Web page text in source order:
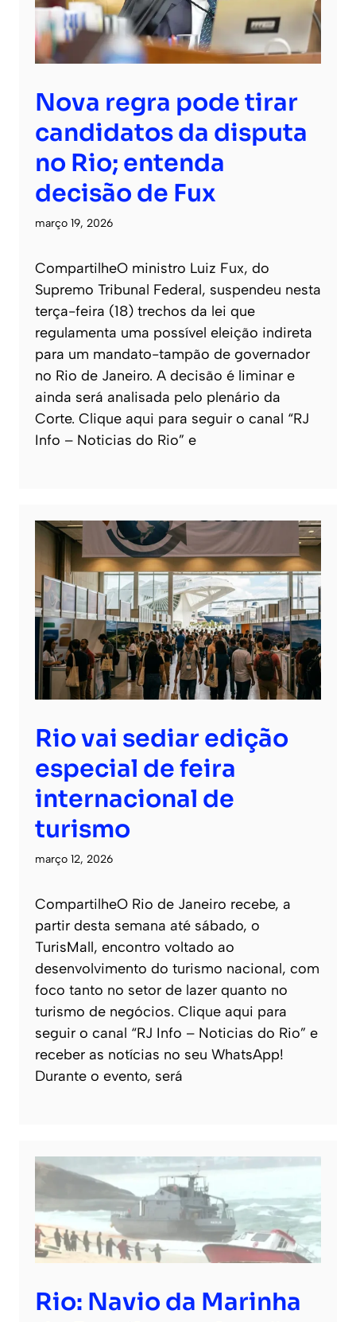
Nova regra pode tirar
candidatos da disputa
no Rio; entenda
decisão de Fux
março 19, 2026
CompartilheO ministro Luiz Fux, do
Supremo Tribunal Federal, suspendeu nesta
terça-feira (18) trechos da lei que
regulamenta uma possível eleição indireta
para um mandato-tampão de governador
no Rio de Janeiro. A decisão é liminar e
ainda será analisada pelo plenário da
Corte. Clique aqui para seguir o canal “RJ
Info – Noticias do Rio” e
Rio vai sediar edição
especial de feira
internacional de
turismo
março 12, 2026
CompartilheO Rio de Janeiro recebe, a
partir desta semana até sábado, o
TurisMall, encontro voltado ao
desenvolvimento do turismo nacional, com
foco tanto no setor de lazer quanto no
turismo de negócios. Clique aqui para
seguir o canal “RJ Info – Noticias do Rio” e
receber as notícias no seu WhatsApp!
Durante o evento, será
Rio: Navio da Marinha